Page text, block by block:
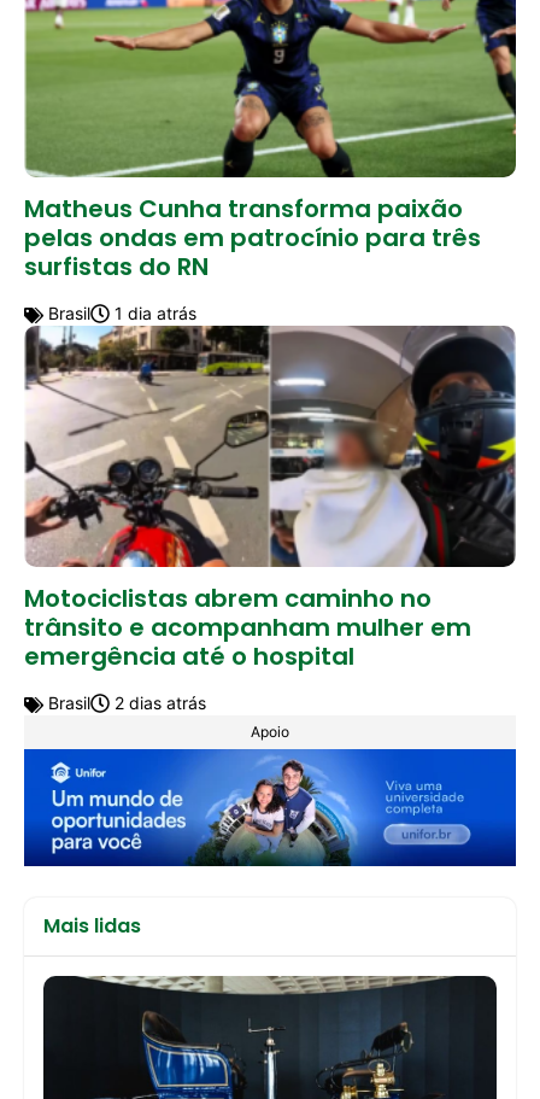
Matheus Cunha transforma paixão
pelas ondas em patrocínio para três
surfistas do RN
Brasil 1 dia atrás
Motociclistas abrem caminho no
trânsito e acompanham mulher em
emergência até o hospital
Brasil 2 dias atrás
Apoio
Mais lidas